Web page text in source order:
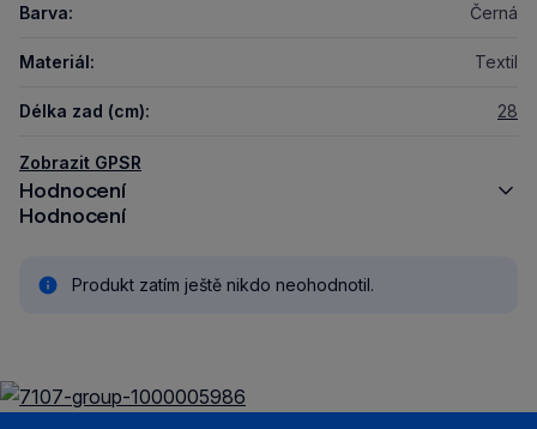
Barva: Černá
Materiál: Textil
Délka zad (cm): 28
Zobrazit GPSR
Hodnocení
Hodnocení
Produkt zatím ještě nikdo neohodnotil.